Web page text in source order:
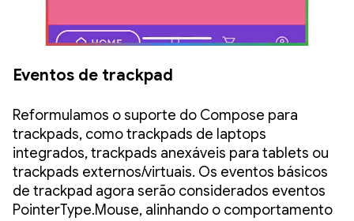
Eventos de trackpad
Reformulamos o suporte do Compose para
trackpads, como trackpads de laptops
integrados, trackpads anexáveis para tablets ou
trackpads externos/virtuais. Os eventos básicos
de trackpad agora serão considerados eventos
PointerType.Mouse, alinhando o comportamento